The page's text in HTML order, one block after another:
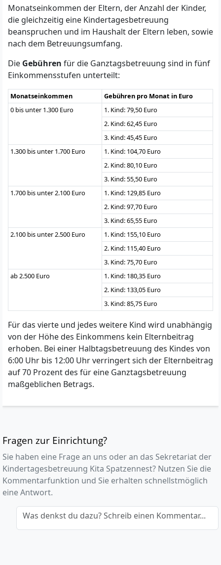
Monatseinkommen der Eltern, der Anzahl der Kinder,
die gleichzeitig eine Kindertagesbetreuung
beanspruchen und im Haushalt der Eltern leben, sowie
nach dem Betreuungsumfang.
Die Gebühren für die Ganztagsbetreuung sind in fünf
Einkommensstufen unterteilt:
Monatseinkommen
Gebühren pro Monat in Euro
0 bis unter 1.300 Euro
1. Kind: 79,50 Euro
2. Kind: 62,45 Euro
3. Kind: 45,45 Euro
1.300 bis unter 1.700 Euro
1. Kind: 104,70 Euro
2. Kind: 80,10 Euro
3. Kind: 55,50 Euro
1.700 bis unter 2.100 Euro
1. Kind: 129,85 Euro
2. Kind: 97,70 Euro
3. Kind: 65,55 Euro
2.100 bis unter 2.500 Euro
1. Kind: 155,10 Euro
2. Kind: 115,40 Euro
3. Kind: 75,70 Euro
ab 2.500 Euro
1. Kind: 180,35 Euro
2. Kind: 133,05 Euro
3. Kind: 85,75 Euro
Für das vierte und jedes weitere Kind wird unabhängig
von der Höhe des Einkommens kein Elternbeitrag
erhoben. Bei einer Halbtagsbetreuung des Kindes von
6:00 Uhr bis 12:00 Uhr verringert sich der Elternbeitrag
auf 70 Prozent des für eine Ganztagsbetreuung
maßgeblichen Betrags​.
Fragen zur Einrichtung?
Sie haben eine Frage an uns oder an das Sekretariat der
Kindertagesbetreuung Kita Spatzennest? Nutzen Sie die
Kommentarfunktion und Sie erhalten schnellstmöglich
eine Antwort.
Was denkst du dazu? Schreib einen Kommentar...